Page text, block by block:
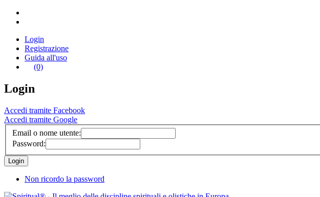
Login
Registrazione
Guida all'uso
(0)
Login
Accedi tramite Facebook
Accedi tramite Google
Email o nome utente:
Password:
Non ricordo la password